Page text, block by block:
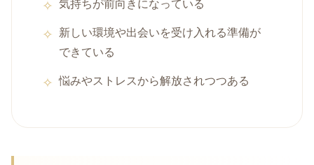
気持ちが前向きになっている
新しい環境や出会いを受け入れる準備が
できている
悩みやストレスから解放されつつある